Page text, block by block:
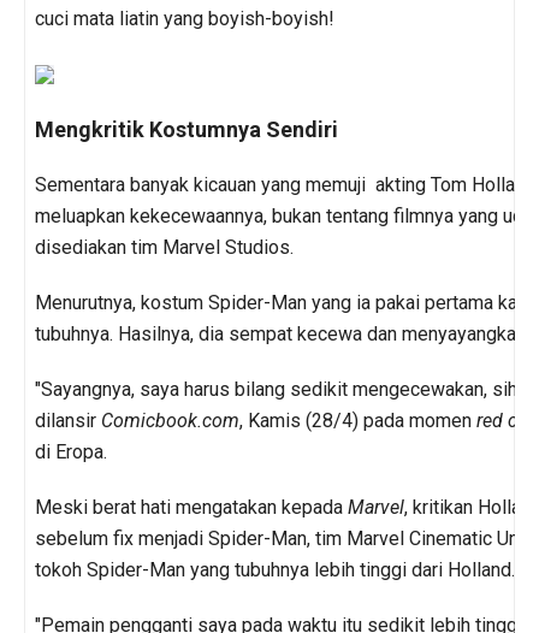
cuci mata liatin yang boyish-boyish!
Mengkritik Kostumnya Sendiri
Sementara banyak kicauan yang memuji akting Tom
meluapkan kekecewaannya, bukan tentang filmnya yang
disediakan tim Marvel Studios.
Menurutnya, kostum Spider-Man yang ia pakai pertama kali
tubuhnya. Hasilnya, dia sempat kecewa dan menyayangkan
"Sayangnya, saya harus bilang sedikit mengecewakan, sih,"
dilansir Comicbook.com, Kamis (28/4) pada momen red
di Eropa.
Meski berat hati mengatakan kepada Marvel, kritikan
sebelum fix menjadi Spider-Man, tim Marvel Cinematic
tokoh Spider-Man yang tubuhnya lebih tinggi dari Holland.
"Pemain pengganti saya pada waktu itu sedikit lebih tinggi